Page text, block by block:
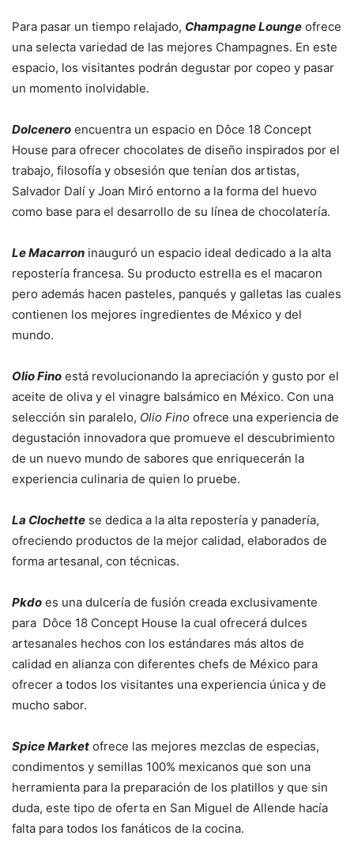
Para pasar un tiempo relajado, Champagne Lounge ofrece
una selecta variedad de las mejores Champagnes. En este
espacio, los visitantes podrán degustar por copeo y pasar
un momento inolvidable.
Dolcenero encuentra un espacio en Dôce 18 Concept
House para ofrecer chocolates de diseño inspirados por el
trabajo, filosofía y obsesión que tenían dos artistas,
Salvador Dalí y Joan Miró entorno a la forma del huevo
como base para el desarrollo de su línea de chocolatería.
Le Macarron inauguró un espacio ideal dedicado a la alta
repostería francesa. Su producto estrella es el macaron
pero además hacen pasteles, panqués y galletas las cuales
contienen los mejores ingredientes de México y del
mundo.
Olio Fino está revolucionando la apreciación y gusto por el
aceite de oliva y el vinagre balsámico en México. Con una
selección sin paralelo, Olio Fino ofrece una experiencia de
degustación innovadora que promueve el descubrimiento
de un nuevo mundo de sabores que enriquecerán la
experiencia culinaria de quien lo pruebe.
La Clochette se dedica a la alta repostería y panadería,
ofreciendo productos de la mejor calidad, elaborados de
forma artesanal, con técnicas.
Pkdo es una dulcería de fusión creada exclusivamente
para Dôce 18 Concept House la cual ofrecerá dulces
artesanales hechos con los estándares más altos de
calidad en alianza con diferentes chefs de México para
ofrecer a todos los visitantes una experiencia única y de
mucho sabor.
Spice Market ofrece las mejores mezclas de especias,
condimentos y semillas 100% mexicanos que son una
herramienta para la preparación de los platillos y que sin
duda, este tipo de oferta en San Miguel de Allende hacía
falta para todos los fanáticos de la cocina.